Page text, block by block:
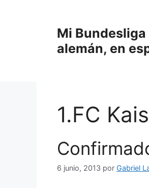
Mi
alemán, en
1.FC
6 junio, 2013 por Gabriel